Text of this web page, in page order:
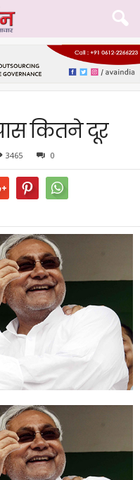
कितने दूर
3465 0